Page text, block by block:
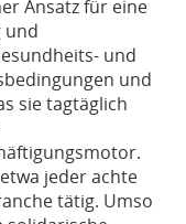
Ansatz für eine
und
und
und
sie tagtäglich
jeder achte
tätig. Umso